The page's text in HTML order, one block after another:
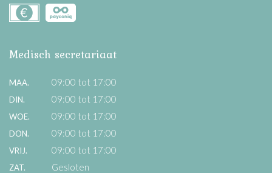
Medisch secretariaat
MAA. 09:00 tot 17:00
DIN. 09:00 tot 17:00
WOE. 09:00 tot 17:00
DON. 09:00 tot 17:00
VRIJ. 09:00 tot 17:00
ZAT. Gesloten